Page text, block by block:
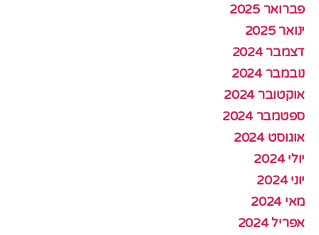
פברואר 2025
ינואר 2025
דצמבר 2024
נובמבר 2024
אוקטובר 2024
ספטמבר 2024
אוגוסט 2024
יולי 2024
יוני 2024
מאי 2024
אפריל 2024